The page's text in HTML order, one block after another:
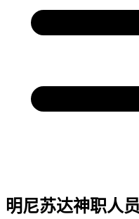
明尼苏达神职人